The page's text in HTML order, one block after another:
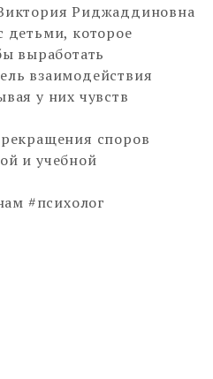
Риджаддиновна
детьми, которое
выработать
взаимодействия
у них чувств
споров
и учебной
#психолог